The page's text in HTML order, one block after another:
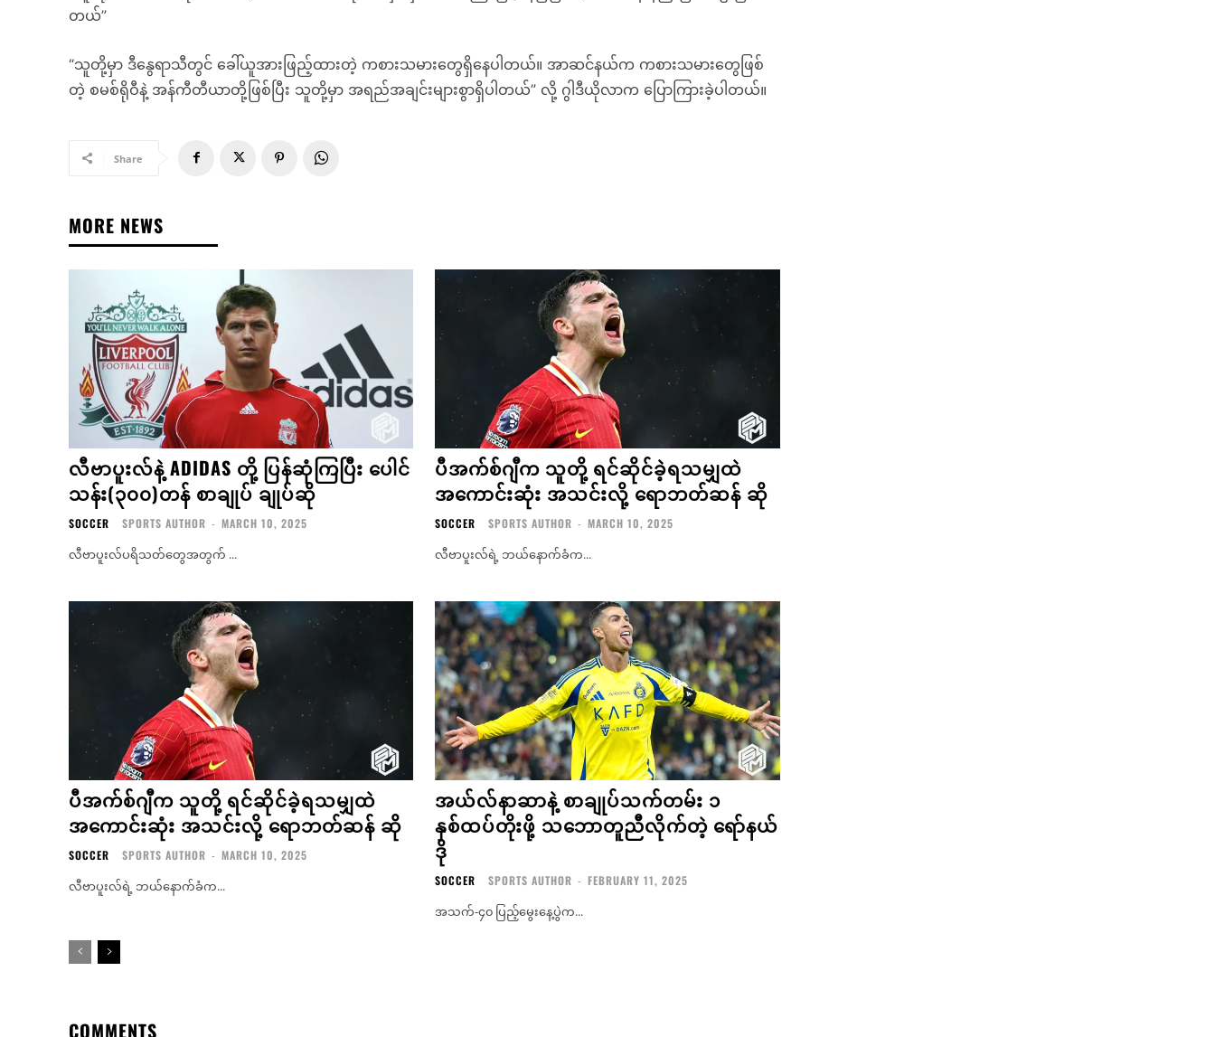
တယ်”
“သူတို့မှာ ဒီနွေရာသီတွင် ခေါ်ယူအားဖြည့်ထားတဲ့ ကစားသမားတွေရှိနေပါတယ်။ အာဆင်နယ်က ကစားသမားတွေဖြစ်
တဲ့ စမစ်ရိုဝီနဲ့ အန်ကီတီယာတို့ဖြစ်ပြီး သူတို့မှာ အရည်အချင်းများစွာရှိပါတယ်” လို့ ဂွါဒီယိုလာက ပြောကြားခဲ့ပါတယ်။
Share
MORE NEWS
လီဗာပူးလ်နဲ့ ADIDAS တို့ ပြန်ဆုံကြပြီး ပေါင်
သန်း(၃၀၀)တန် စာချုပ် ချုပ်ဆို
SOCCER SPORTS AUTHOR - MARCH 10, 2025
လီဗာပူးလ်ပရိသတ်တွေအတွက် ...
ပီအက်စ်ဂျီက သူတို့ ရင်ဆိုင်ခဲ့ရသမျှထဲ
အကောင်းဆုံး အသင်းလို့ ရောဘတ်ဆန် ဆို
SOCCER SPORTS AUTHOR - MARCH 10, 2025
လီဗာပူးလ်ရဲ့ ဘယ်နောက်ခံက...
ပီအက်စ်ဂျီက သူတို့ ရင်ဆိုင်ခဲ့ရသမျှထဲ
အကောင်းဆုံး အသင်းလို့ ရောဘတ်ဆန် ဆို
SOCCER SPORTS AUTHOR - MARCH 10, 2025
လီဗာပူးလ်ရဲ့ ဘယ်နောက်ခံက...
အယ်လ်နာဆာနဲ့ စာချုပ်သက်တမ်း ၁
နှစ်ထပ်တိုးဖို့ သဘောတူညီလိုက်တဲ့ ရော်နယ်
ဒို
SOCCER SPORTS AUTHOR - FEBRUARY 11, 2025
အသက်-၄၀ ပြည့်မွေးနေ့ပွဲက...
COMMENTS